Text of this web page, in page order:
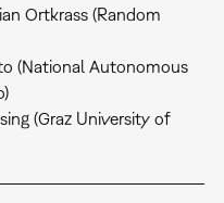
Ortkrass (Random
(National Autonomous
(Graz University of